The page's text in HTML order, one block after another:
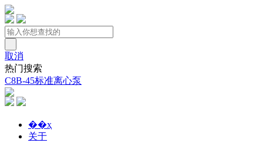
取消
热门搜索
C8B-45标准离心泵
��ҳ
关于